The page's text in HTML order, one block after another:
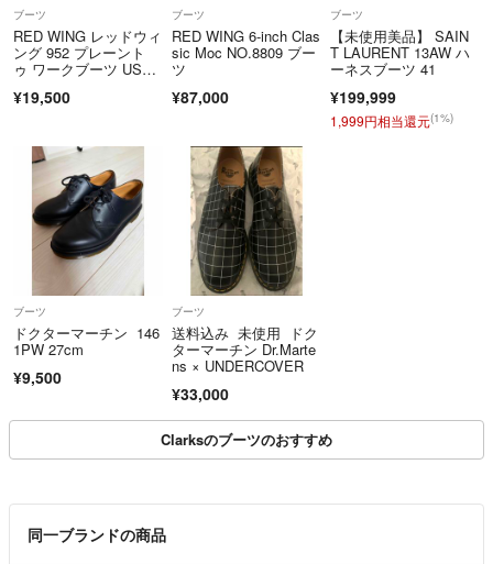
ブーツ
RED WING レッドウィ
ング 952 プレーント
ゥ ワークブーツ USA
¥19,500
ブーツ
RED WING 6-inch Clas
sic Moc NO.8809 ブー
ツ
¥87,000
ブーツ
【未使用美品】 SAIN
T LAURENT 13AW ハ
ーネスブーツ 41
¥199,999
1,999円相当還元(1%)
ブーツ
ドクターマーチン 146
1PW 27cm
¥9,500
ブーツ
送料込み 未使用 ドク
ターマーチン Dr.Marte
ns × UNDERCOVER
¥33,000
Clarksのブーツのおすすめ
同一ブランドの商品